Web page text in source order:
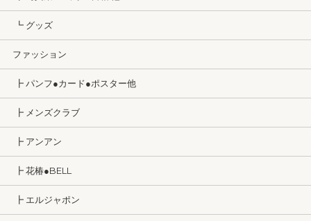
┗ グッズ
ファッション
┣ パンフ●カード●ポスター他
┣ メンズクラブ
┣ アンアン
┣ 花椿●BELL
┣ エルジャポン